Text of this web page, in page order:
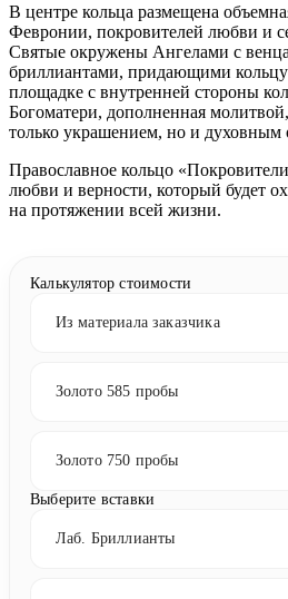
В центре кольца размещена
Февронии, покровителей любви и
Святые окружены Ангелами с
бриллиантами, придающими
площадке с внутренней стороны
Богоматери, дополненная
только украшением, но и духовным
Православное кольцо
любви и верности, который будет
на протяжении всей жизни.
Калькулятор стоимости
Из материала заказчика
Золото 585 пробы
Золото 750 пробы
Выберите вставки
Лаб. Бриллианты